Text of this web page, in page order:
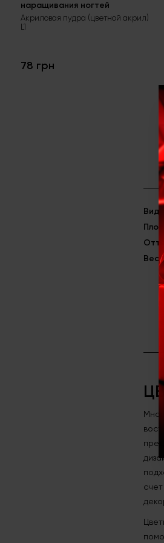
наращивания ногтей
Акриловая пудра (цветной акрил)
L1
78 грн
Вид
Вес